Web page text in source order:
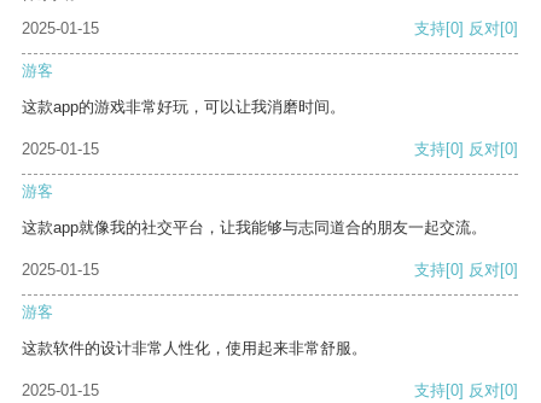
2025-01-15
支持[0] 反对[0]
游客
这款app的游戏非常好玩，可以让我消磨时间。
2025-01-15 支持[0] 反对[0]
游客
这款app就像我的社交平台，让我能够与志同道合的朋友一起交流。
2025-01-15 支持[0] 反对[0]
游客
这款软件的设计非常人性化，使用起来非常舒服。
2025-01-15 支持[0] 反对[0]